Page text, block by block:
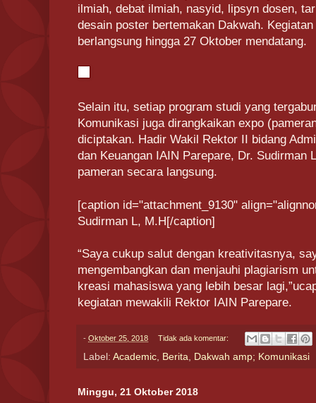
ilmiah, debat ilmiah, nasyid, lipsyn dosen,
desain poster bertemakan Dakwah.
berlangsung hingga 27 Oktober mendatang.
Selain itu, setiap program studi yang
Komunikasi juga dirangkaikan expo
diciptakan. Hadir Wakil Rektor II bidang
dan Keuangan IAIN Parepare, Dr. Sudirman
pameran secara langsung.
[caption id="attachment_9130"
Sudirman L, M.H[/caption]
“Saya cukup salut dengan kreativitasnya,
mengembangkan dan menjauhi plagiarism
kreasi mahasiswa yang lebih besar
kegiatan mewakili Rektor IAIN Parepare.
- Oktober 25, 2018 Tidak ada komentar:
Label: Academic, Berita, Dakwah amp; Komunikasi
Minggu, 21 Oktober 2018